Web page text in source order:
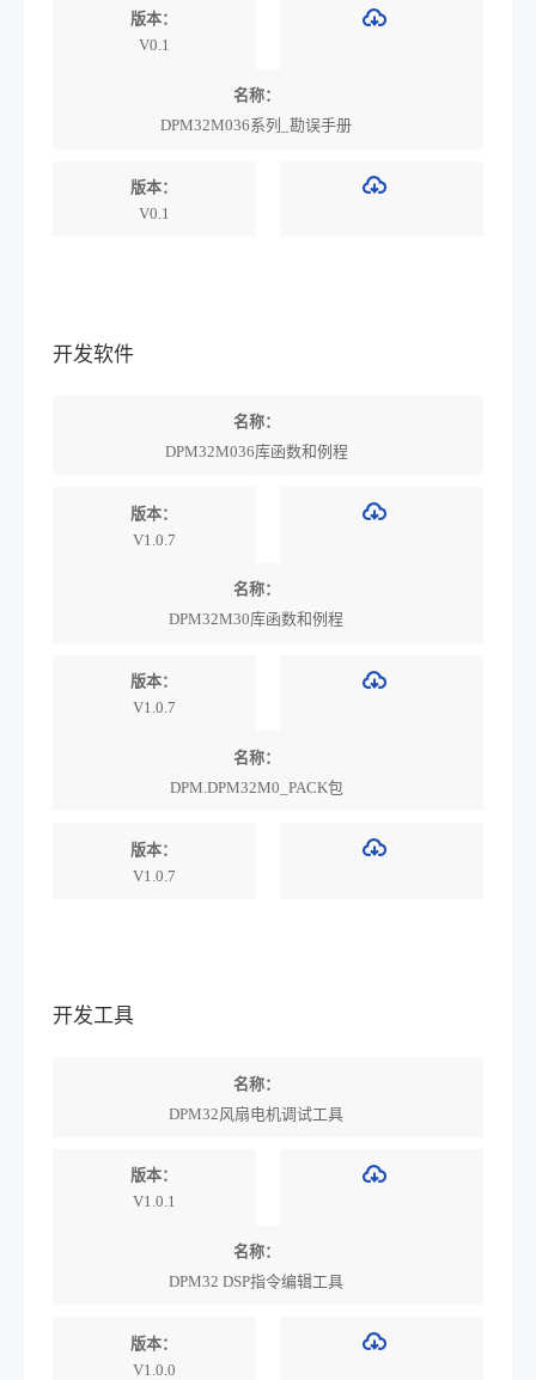
版本：
V0.1
名称：
DPM32M036系列_勘误手册
版本：
V0.1
开发软件
名称：
DPM32M036库函数和例程
版本：
V1.0.7
名称：
DPM32M30库函数和例程
版本：
V1.0.7
名称：
DPM.DPM32M0_PACK包
版本：
V1.0.7
开发工具
名称：
DPM32风扇电机调试工具
版本：
V1.0.1
名称：
DPM32 DSP指令编辑工具
版本：
V1.0.0